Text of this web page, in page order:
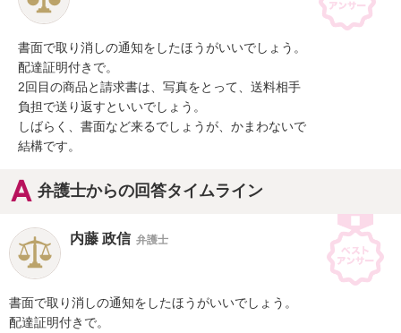
書面で取り消しの通知をしたほうがいいでしょう。
配達証明付きで。
2回目の商品と請求書は、写真をとって、送料相手
負担で送り返すといいでしょう。
しばらく、書面など来るでしょうが、かまわないで
結構です。
弁護士からの回答タイムライン
内藤 政信 弁護士
書面で取り消しの通知をしたほうがいいでしょう。
配達証明付きで。